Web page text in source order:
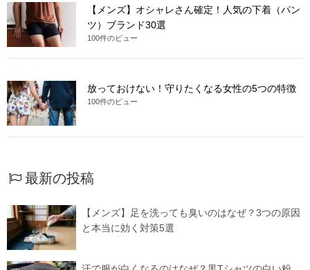
【メンズ】オシャレさん確定！人気の下着（パン
ツ）ブランド30選
100件のビュー
放っておけない！守りたくなる女性の5つの特徴
100件のビュー
最新の投稿
【メンズ】足を洗っても臭いのはなぜ？3つの原因
と本当に効く対策5選